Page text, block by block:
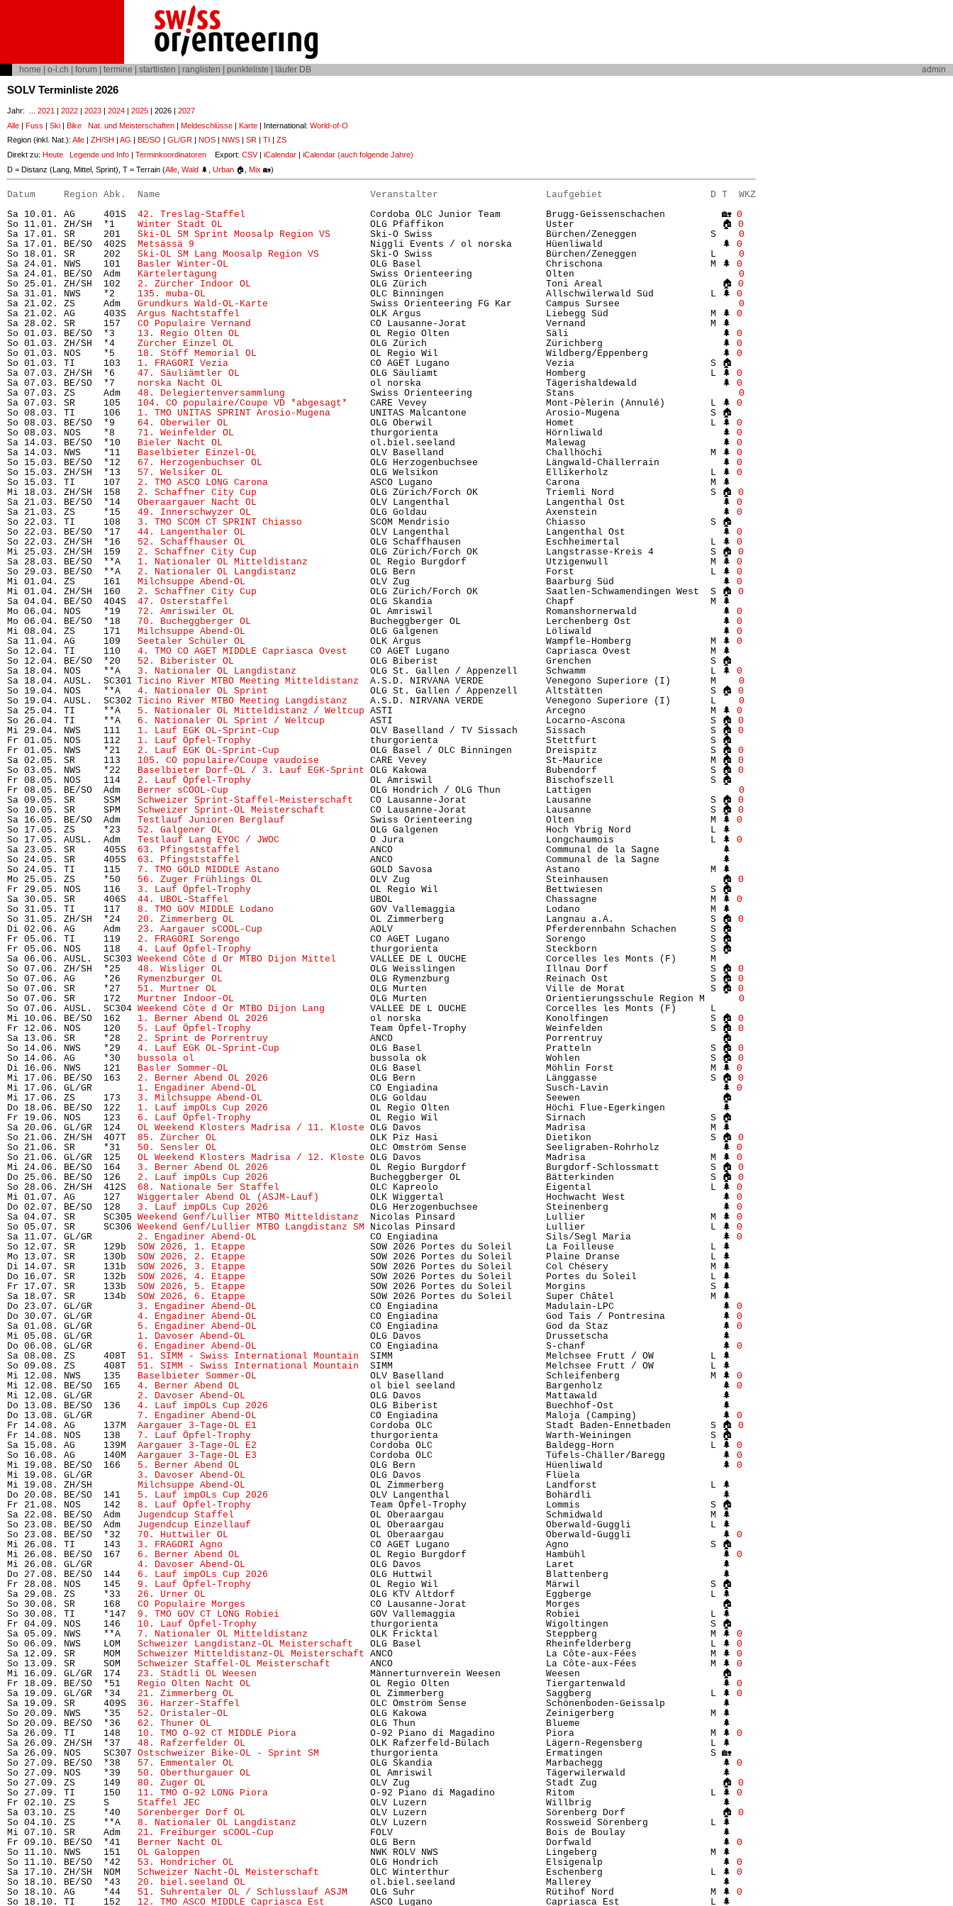
home o-l.ch forum termine startlisten ranglisten punkteliste läufer DB admin
SOLV Terminliste 2026
Jahr: ... 2021 | 2022 | 2023 | 2024 | 2025 | 2026 | 2027
Alle | Fuss | Ski | Bike Nat. und Meisterschaften | Meldeschlüsse | Karte | International: World-of-O
Region (inkl. Nat.): Alle ZH/SH AG BE/SO GL/GR NOS NWS SR TI
ZS
Direkt zu: Heute Legende und Info | Terminkoordinatoren Export: CSV| iCalendar | iCalendar (auch folgende Jahre)
D = Distanz (Lang, Mittel, Sprint), T = Terrain (Alle Wald 🌲, Urban 🏠, Mix 🏡)
Datum     Region Abk.  Name                                     Veranstalter                   Laufgebiet                   D T  WKZ
Sa 10.01. AG     401S 42. Treslag-Staffel
                      Cordoba OLC Junior Team        Brugg-Geissenschachen          🏡
Θ
So 11.01. ZH/SH  *1 Winter Stadt OL
                          OLG Pfäffikon                  Uster                          🏠
Θ
Sa 17.01. SR     201 Ski-OL SM Sprint Moosalp Region VS
       Ski-O Swiss                    Bürchen/Zeneggen             S
Θ
Sa 17.01. BE/SO  402S Metsässä 9
                               Niggli Events / ol norska      Hüenliwald                     🌲
Θ
So 18.01. SR     202 Ski-OL SM Lang Moosalp Region VS
         Ski-O Swiss                    Bürchen/Zeneggen             L
Θ
Sa 24.01. NWS    101
Basler Winter-OL
                         OLG Basel                      Chrischona                   M 🌲
Θ
Sa 24.01. BE/SO  Adm
Kärtelertagung
                           Swiss Orienteering             Olten
Θ
So 25.01. ZH/SH  102 2. Zürcher Indoor OL
                     OLG Zürich                     Toni Areal                     🏠
Θ
Sa 31.01. NWS    *2 135. muba-OL
                             OLC Binningen                  Allschwilerwald Süd          L 🌲
Θ
Sa 21.02. ZS     Adm Grundkurs Wald-OL-Karte
                 Swiss Orienteering FG Kar      Campus Sursee
Θ
Sa 21.02. AG     403S Argus Nachtstaffel
                       OLK Argus                      Liebegg Süd                  M 🌲
Θ
Sa 28.02. SR     157 CO Populaire Vernand
                     CO Lausanne-Jorat              Vernand                      M 🌲
So 01.03. BE/SO  *3 13. Regio Olten OL
                       OL Regio Olten                 Säli                           🌲
Θ
So 01.03. ZH/SH  *4 Zürcher Einzel OL
                        OLG Zürich                     Zürichberg                     🌲
Θ
So 01.03. NOS    *5 18. Stöff Memorial OL
                    OL Regio Wil                   Wildberg/Eppenberg             🌲
Θ
So 01.03. TI     103 1. FRAGORI Vezia
                         CO AGET Lugano                 Vezia                        S 🏠
Sa 07.03. ZH/SH  *6 47. Säuliämtler OL
                       OLG Säuliamt                   Homberg                      L 🌲
Θ
Sa 07.03. BE/SO  *7 norska Nacht OL
                          ol norska                      Tägerishaldewald               🌲
Θ
Sa 07.03. ZS     Adm 48. Delegiertenversammlung
               Swiss Orienteering             Stans
Θ
Sa 07.03. SR     105 104. CO populaire/Coupe VD *abgesagt*
    CARE Vevey                     Mont-Pèlerin (Annulé)        L 🌲
Θ
So 08.03. TI     106 1. TMO UNITAS SPRINT Arosio-Mugena
       UNITAS Malcantone              Arosio-Mugena                S 🏠
So 08.03. BE/SO  *9 64. Oberwiler OL
                         OLG Oberwil                    Homet                        L 🌲
Θ
So 08.03. NOS    *8 71. Weinfelder OL
                        thurgorienta                   Hörnliwald                     🌲
Θ
Sa 14.03. BE/SO  *10
Bieler Nacht OL
                          ol.biel.seeland                Malewag                        🌲
Θ
Sa 14.03. NWS    *11
Baselbieter Einzel-OL
                    OLV Baselland                  Challhöchi                   M 🌲
Θ
So 15.03. BE/SO  *12 67. Herzogenbuchser OL
                   OLG Herzogenbuchsee            Längwald-Chällerrain           🌲
Θ
So 15.03. ZH/SH  *13 57. Welsiker OL
                          OLG Welsikon                   Ellikerholz                  L 🌲
Θ
So 15.03. TI     107 2. TMO ASCO LONG Carona
                  ASCO Lugano                    Carona                       M 🌲
Mi 18.03. ZH/SH  158 2. Schaffner City Cup
                    OLG Zürich/Forch OK            Triemli Nord                 S 🏠
Θ
Sa 21.03. BE/SO  *14 Oberaargauer Nacht OL
                    OLV Langenthal                 Langenthal Ost                 🌲
Θ
Sa 21.03. ZS     *15 49. Innerschwyzer OL
                     OLG Goldau                     Axenstein                      🌲
Θ
So 22.03. TI     108 3. TMO SCOM CT SPRINT Chiasso
            SCOM Mendrisio                 Chiasso                      S 🏠
So 22.03. BE/SO  *17 44. Langenthaler OL
                      OLV Langenthal                 Langenthal Ost                 🌲
Θ
So 22.03. ZH/SH  *16 52. Schaffhauser OL
                      OLG Schaffhausen               Eschheimertal                L 🌲
Θ
Mi 25.03. ZH/SH  159 2. Schaffner City Cup
                    OLG Zürich/Forch OK            Langstrasse-Kreis 4          S 🏠
Θ
Sa 28.03. BE/SO  **A 1. Nationaler OL Mitteldistanz
           OL Regio Burgdorf              Utzigenwull                  M 🌲
Θ
So 29.03. BE/SO  **A 2. Nationaler OL Langdistanz
             OLG Bern                       Forst                        L 🌲
Θ
Mi 01.04. ZS     161 Milchsuppe Abend-OL
                      OLV Zug                        Baarburg Süd                   🌲
Θ
Mi 01.04. ZH/SH  160 2. Schaffner City Cup
                    OLG Zürich/Forch OK            Saatlen-Schwamendingen West  S 🏠
Θ
Sa 04.04. BE/SO  404S 47. Osterstaffel
                         OLG Skandia                    Chapf                        M 🌲
Mo 06.04. NOS    *19 72. Amriswiler OL
                        OL Amriswil                    Romanshornerwald               🌲
Θ
Mo 06.04. BE/SO  *18 70. Bucheggberger OL
                     Bucheggberger OL               Lerchenberg Ost                🌲
Θ
Mi 08.04. ZS     171 Milchsuppe Abend-OL
                      OLG Galgenen                   Löliwald                       🌲
Θ
Sa 11.04. AG     109 Seetaler Schüler OL
                      OLK Argus                      Wampfle-Homberg              M 🌲
Θ
So 12.04. TI     110 4. TMO CO AGET MIDDLE Capriasca Ovest
    CO AGET Lugano                 Capriasca Ovest              M 🌲
So 12.04. BE/SO  *20 52. Biberister OL
                        OLG Biberist                   Grenchen                     S 🏠
Sa 18.04. NOS    **A 3. Nationaler OL Langdistanz
             OLG St. Gallen / Appenzell     Schwamm                      L 🌲
Θ
Sa 18.04. AUSL.  SC301 Ticino River MTBO Meeting Mitteldistanz
  A.S.D. NIRVANA VERDE           Venegono Superiore (I)       M
Θ
So 19.04. NOS    **A 4. Nationaler OL Sprint
                  OLG St. Gallen / Appenzell     Altstätten                   S 🏠
Θ
So 19.04. AUSL.  SC302 Ticino River MTBO Meeting Langdistanz
    A.S.D. NIRVANA VERDE           Venegono Superiore (I)       L
Θ
Sa 25.04. TI     **A 5. Nationaler OL Mitteldistanz / Weltcup ASTI                           Arcegno                      M 🌲 Θ
So 26.04. TI     **A 6. Nationaler OL Sprint / Weltcup
        ASTI                           Locarno-Ascona               S 🏠
Θ
Mi 29.04. NWS    111 1. Lauf EGK OL-Sprint-Cup
                OLV Baselland / TV Sissach     Sissach                      S 🏠
Θ
Fr 01.05. NOS    112 1. Lauf Öpfel-Trophy
                     thurgorienta                   Stettfurt                    S 🏠
Fr 01.05. NWS    *21 2. Lauf EGK OL-Sprint-Cup
                OLG Basel / OLC Binningen      Dreispitz                    S 🏠
Θ
Sa 02.05. SR     113 105. CO populaire/Coupe vaudoise
         CARE Vevey                     St-Maurice                   M 🏠
Θ
So 03.05. NWS    *22
Baselbieter Dorf-OL / 3. Lauf EGK-Sprint OLG Kakowa                     Bubendorf                    S 🏠 Θ
Fr 08.05. NOS    114 2. Lauf Öpfel-Trophy
                     OL Amriswil                    Bischofszell                 S 🏠
Fr 08.05. BE/SO  Adm
Berner sCOOL-Cup
                         OLG Hondrich / OLG Thun        Lattigen
Θ
Sa 09.05. SR     SSM Schweizer Sprint-Staffel-Meisterschaft
   CO Lausanne-Jorat              Lausanne                     S 🏠
Θ
So 10.05. SR     SPM Schweizer Sprint-OL Meisterschaft
        CO Lausanne-Jorat              Lausanne                     S 🏠
Θ
Sa 16.05. BE/SO  Adm Testlauf Junioren Berglauf
               Swiss Orienteering             Olten                        M 🌲
Θ
So 17.05. ZS     *23 52. Galgener OL
                          OLG Galgenen                   Hoch Ybrig Nord              L 🌲
So 17.05. AUSL.  Adm Testlauf Lang EYOC / JWOC
                O Jura                         Longchaumois                 L 🌲
Θ
Sa 23.05. SR     405S 63. Pfingststaffel
                       ANCO                           Communal de la Sagne           🌲
So 24.05. SR     405S 63. Pfingststaffel
                       ANCO                           Communal de la Sagne           🌲
So 24.05. TI     115 7. TMO GOLD MIDDLE Astano
                GOLD Savosa                    Astano                       M 🌲
Mo 25.05. ZS     *50 56. Zuger Frühlings OL
                   OLV Zug                        Steinhausen                    🏠
Θ
Fr 29.05. NOS    116 3. Lauf Öpfel-Trophy
                     OL Regio Wil                   Bettwiesen                   S 🏠
Sa 30.05. SR     406S 44. UBOL-Staffel
                         UBOL                           Chassagne                    M 🌲
Θ
So 31.05. TI     117 8. TMO GOV MIDDLE Lodano
                 GOV Vallemaggia                Lodano                       M 🌲
So 31.05. ZH/SH  *24 20. Zimmerberg OL
                        OL Zimmerberg                  Langnau a.A.                 S 🏠
Θ
Di 02.06. AG     Adm 23. Aargauer sCOOL-Cup
                   AOLV                           Pferderennbahn Schachen      S 🏠
Fr 05.06. TI     119 2. FRAGORI Sorengo
                       CO AGET Lugano                 Sorengo                      S 🏠
Fr 05.06. NOS    118 4. Lauf Öpfel-Trophy
                    thurgorienta                   Steckborn                    S 🏠
Sa 06.06. AUSL.  SC303 Weekend Côte d Or MTBO Dijon Mittel
      VALLEE DE L OUCHE              Corcelles les Monts (F)      M
So 07.06. ZH/SH  *25 48. Wisliger OL
                          OLG Weisslingen                Illnau Dorf                  S 🏠
Θ
So 07.06. AG     *26
Rymenzburger OL
                          OLG Rymenzburg                 Reinach Ost                  S 🏠
Θ
So 07.06. SR     *27 51. Murtner OL
                           OLG Murten                     Ville de Morat               S 🏠
Θ
So 07.06. SR     172 Murtner Indoor-OL
                        OLG Murten                     Orientierungsschule Region M
Θ
So 07.06. AUSL.  SC304 Weekend Côte d Or MTBO Dijon Lang
        VALLEE DE L OUCHE              Corcelles les Monts (F)      L
Mi 10.06. BE/SO  162 1. Berner Abend OL 2026
                  ol norska                      Konolfingen                  S 🏠
Θ
Fr 12.06. NOS    120 5. Lauf Öpfel-Trophy
                     Team Öpfel-Trophy              Weinfelden                   S 🏠
Θ
Sa 13.06. SR     *28 2. Sprint de Porrentruy
                  ANCO                           Porrentruy                     🏠
So 14.06. NWS    *29 4. Lauf EGK OL-Sprint-Cup
                OLG Basel                      Pratteln                     S 🏠
Θ
So 14.06. AG     *30
bussola ol
                               bussola ok                     Wohlen                       S 🏠
Θ
Di 16.06. NWS    121
Basler Sommer-OL
                         OLG Basel                      Möhlin Forst                 M 🌲
Θ
Mi 17.06. BE/SO  163 2. Berner Abend OL 2026
                  OLG Bern                       Länggasse                    S 🏠
Θ
Mi 17.06. GL/GR 1. Engadiner Abend-OL
                    CO Engiadina                   Susch-Lavin                    🌲
Θ
Mi 17.06. ZS     173 3. Milchsuppe Abend-OL
                   OLG Goldau                     Seewen                         🏠
Do 18.06. BE/SO  122 1. Lauf impOLs Cup 2026
                  OL Regio Olten                 Höchi Flue-Egerkingen          🌲
Fr 19.06. NOS    123 6. Lauf Öpfel-Trophy
                     OL Regio Wil                   Sirnach                      S 🏠
Sa 20.06. GL/GR  124 OL Weekend Klosters Madrisa / 11. Kloste OLG Davos                      Madrisa                      M 🌲
So 21.06. ZH/SH  407T 85. Zürcher OL
                           OLK Piz Hasi                   Dietikon                     S 🏠
Θ
So 21.06. SR     *31 50. Sensler OL
                           OLC Omström Sense              Seeligraben-Rohrholz           🌲
Θ
So 21.06. GL/GR  125 OL Weekend Klosters Madrisa / 12. Kloste OLG Davos                      Madrisa                      M 🌲 Θ
Mi 24.06. BE/SO  164 3. Berner Abend OL 2026
                  OL Regio Burgdorf              Burgdorf-Schlossmatt         S 🏠
Θ
Do 25.06. BE/SO  126 2. Lauf impOLs Cup 2026
                  Bucheggberger OL               Bätterkinden                 S 🏠
Θ
So 28.06. ZH/SH  412S 68. Nationale 5er Staffel
                OLC Kapreolo                   Eigental                     L 🌲
Θ
Mi 01.07. AG     127 Wiggertaler Abend OL (ASJM-Lauf)
         OLK Wiggertal                  Hochwacht West                 🌲
Θ
Do 02.07. BE/SO  128 3. Lauf impOLs Cup 2026
                  OLG Herzogenbuchsee            Steinenberg                    🌲
Θ
Sa 04.07. SR     SC305 Weekend Genf/Lullier MTBO Mitteldistanz
  Nicolas Pinsard                Lullier                      M 🌲
Θ
So 05.07. SR     SC306 Weekend Genf/Lullier MTBO Langdistanz SM Nicolas Pinsard                Lullier                      L 🌲 Θ
Sa 11.07. GL/GR 2. Engadiner Abend-OL
                    CO Engiadina                   Sils/Segl Maria                🌲
Θ
So 12.07. SR     129b SOW 2026, 1. Etappe
                      SOW 2026 Portes du Soleil      La Foilleuse                 L 🌲
Mo 13.07. SR     130b SOW 2026, 2. Etappe
                      SOW 2026 Portes du Soleil      Plaine Dranse                L 🌲
Di 14.07. SR     131b SOW 2026, 3. Etappe
                      SOW 2026 Portes du Soleil      Col Chésery                  M 🌲
Do 16.07. SR     132b SOW 2026, 4. Etappe
                      SOW 2026 Portes du Soleil      Portes du Soleil             L 🌲
Fr 17.07. SR     133b SOW 2026, 5. Etappe
                      SOW 2026 Portes du Soleil      Morgins                      S 🌲
Sa 18.07. SR     134b SOW 2026, 6. Etappe
                      SOW 2026 Portes du Soleil      Super Châtel                 M 🌲
Do 23.07. GL/GR 3. Engadiner Abend-OL
                    CO Engiadina                   Madulain-LPC                   🌲
Θ
Do 30.07. GL/GR 4. Engadiner Abend-OL
                    CO Engiadina                   God Tais / Pontresina          🌲
Θ
Sa 01.08. GL/GR 5. Engadiner Abend-OL
                    CO Engiadina                   God da Staz                    🌲
Θ
Mi 05.08. GL/GR 1. Davoser Abend-OL
Do 06.08. GL/GR 6. Engadiner Abend-OL
                    CO Engiadina                   S-chanf                        🌲
Θ
Sa 08.08. ZS     408T 51. SIMM - Swiss International Mountain
SIMM                           Melchsee Frutt / OW          L 🌲
So 09.08. ZS     408T 51. SIMM - Swiss International Mountain
SIMM                           Melchsee Frutt / OW          L 🌲
Mi 12.08. NWS    135
Baselbieter Sommer-OL
                    OLV Baselland                  Schleifenberg                M 🌲
Θ
Mi 12.08. BE/SO  165 4. Berner Abend OL
                       ol biel seeland                Bargenholz                     🌲
Θ
Mi 12.08. GL/GR 2. Davoser Abend-OL
                      OLG Davos                      Mattawald                      🌲
Do 13.08. BE/SO  136 4. Lauf impOLs Cup 2026
                  OLG Biberist                   Buechhof-Ost                   🌲
Do 13.08. GL/GR 7. Engadiner Abend-OL
                    CO Engiadina                   Maloja (Camping)               🌲
Θ
Fr 14.08. AG     137M Aargauer 3-Tage-OL E1
                    Cordoba OLC                    Stadt Baden-Ennetbaden       S 🏠
Θ
Fr 14.08. NOS    138 7. Lauf Öpfel-Trophy
                     thurgorienta                   Warth-Weiningen              S 🏠
Sa 15.08. AG     139M Aargauer 3-Tage-OL E2
                    Cordoba OLC                    Baldegg-Horn                 L 🌲
Θ
So 16.08. AG     140M Aargauer 3-Tage-OL E3
                    Cordoba OLC                    Tüfels-Chäller/Baregg          🌲
Θ
Mi 19.08. BE/SO  166 5. Berner Abend OL
                       OLG Bern                       Hüenliwald                     🌲
Θ
Mi 19.08. GL/GR 3. Davoser Abend-OL
                      OLG Davos                      Flüela
Mi 19.08. ZH/SH Milchsuppe Abend-OL
                      OL Zimmerberg                  Landforst                    L 🌲
Do 20.08. BE/SO  141 5. Lauf impOLs Cup 2026
                  OLV Langenthal                 Bohärdli                       🌲
Fr 21.08. NOS    142 8. Lauf Öpfel-Trophy
                    Team Öpfel-Trophy              Lommis                       S 🏠
Sa 22.08. BE/SO  Adm Jugendcup Staffel
                        OL Oberaargau                  Schmidwald                   M 🌲
So 23.08. BE/SO  Adm Jugendcup Einzellauf
                     OL Oberaargau                  Oberwald-Guggli              L 🌲
So 23.08. BE/SO  *32 70. Huttwiler OL
                         OL Oberaargau                  Oberwald-Guggli                🌲
Θ
Mi 26.08. TI     143 3. FRAGORI Agno
                          CO AGET Lugano                 Agno                         S 🏠
Mi 26.08. BE/SO  167 6. Berner Abend OL
                       OL Regio Burgdorf              Hambühl                        🌲
Θ
Mi 26.08. GL/GR 4. Davoser Abend-OL
                      OLG Davos                      Laret                          🌲
Do 27.08. BE/SO  144 6. Lauf impOLs Cup 2026
                  OLG Huttwil                    Blattenberg                    🌲
Fr 28.08. NOS    145 9. Lauf Öpfel-Trophy
                     OL Regio Wil                   Märwil                       S 🏠
Sa 29.08. ZS     *33 26. Urner OL
                             OLG KTV Altdorf                Eggberge                     L 🌲
So 30.08. SR     168 CO Populaire Morges
                      CO Lausanne-Jorat              Morges                         🏠
So 30.08. TI     *147 9. TMO GOV CT LONG Robiei
                GOV Vallemaggia                Robiei                       L 🌲
Fr 04.09. NOS    146 10. Lauf Öpfel-Trophy
                    thurgorienta                   Wigoltingen                  S 🏠
Sa 05.09. NWS    **A 7. Nationaler OL Mitteldistanz
           OLK Fricktal                   Steppberg                    M 🌲
Θ
So 06.09. NWS    LOM Schweizer Langdistanz-OL Meisterschaft
   OLG Basel                      Rheinfelderberg              L 🌲
Θ
Sa 12.09. SR     MOM Schweizer Mitteldistanz-OL Meisterschaft ANCO                           La Côte-aux-Fées             M 🌲 Θ
So 13.09. SR     SOM Schweizer Staffel-OL Meisterschaft
       ANCO                           La Côte-aux-Fées             M 🌲
Θ
Mi 16.09. GL/GR  174 23. Städtli OL Weesen
                    Männerturnverein Weesen        Weesen                         🏠
Fr 18.09. BE/SO  *51
Regio Olten Nacht OL
                     OL Regio Olten                 Tiergartenwald                 🌲
Θ
Sa 19.09. GL/GR  *34 21. Zimmerberg OL
                        OL Zimmerberg                  Saggberg                     L 🌲
Θ
Sa 19.09. SR     409S 36. Harzer-Staffel
                       OLC Omström Sense              Schönenboden-Geissalp          🌲
So 20.09. NWS    *35 52. Oristaler-OL
                         OLG Kakowa                     Zeinigerberg                 M 🌲
So 20.09. BE/SO  *36 62. Thuner OL
                            OLG Thun                       Blueme                         🌲
Sa 26.09. TI     148 10. TMO O-92 CT MIDDLE Piora
             O-92 Piano di Magadino         Piora                        M 🌲
Θ
Sa 26.09. ZH/SH  *37 48. Rafzerfelder OL
                      OLK Rafzerfeld-Bülach          Lägern-Regensberg            L 🌲
Sa 26.09. NOS    SC307 Ostschweizer Bike-OL - Sprint SM
         thurgorienta                   Ermatingen                   S 🏡
So 27.09. BE/SO  *38 57. Emmentaler OL
                        OLG Skandia                    Marbachegg                     🌲
Θ
So 27.09. NOS    *39 50. Oberthurgauer OL
                     OL Amriswil                    Tägerwilerwald                 🌲
So 27.09. ZS     149 80. Zuger OL
                             OLV Zug                        Stadt Zug                      🏠
Θ
So 27.09. TI     150 11. TMO O-92 LONG Piora
                  O-92 Piano di Magadino         Ritom                        L 🌲
Θ
Fr 02.10. ZS     S Staffel JEC
                              OLV Luzern                     Willbrig                       🌲
Sa 03.10. ZS     *40 Sörenberger Dorf OL
                      OLV Luzern                     Sörenberg Dorf                 🏠
Θ
So 04.10. ZS     **A 8. Nationaler OL Langdistanz
             OLV Luzern                     Rossweid Sörenberg           L 🌲
Mi 07.10. SR     Adm 21. Freiburger sCOOL-Cup
                 FOLV                           Bois de Boulay                 🌲
Fr 09.10. BE/SO  *41
Berner Nacht OL
                          OLG Bern                       Dorfwald                       🌲
Θ
So 11.10. NWS    151 OL Galoppen
                              NWK ROLV NWS                   Lingeberg                    M 🌲
So 11.10. BE/SO  *42 53. Hondricher OL
                        OLG Hondrich                   Elsigenalp                     🌲
Θ
Sa 17.10. ZH/SH  NOM Schweizer Nacht-OL Meisterschaft
         OLC Winterthur                 Eschenberg                   L 🌲
Θ
So 18.10. BE/SO  *43 20. biel.seeland OL
                      ol.biel.seeland                Mallerey                       🌲
So 18.10. AG     *44 51. Suhrentaler OL / Schlusslauf ASJM
    OLG Suhr                       Rütihof Nord                 M 🌲
Θ
So 18.10. TI     152 12. TMO ASCO MIDDLE Capriasca Est
        ASCO Lugano                    Capriasca Est                L 🌲